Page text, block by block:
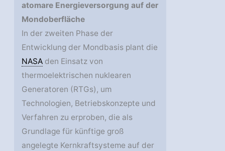
atomare Energieversorgung auf der
Mondoberfläche
In der zweiten Phase der
Entwicklung der Mondbasis plant die
NASA den Einsatz von
thermoelektrischen nuklearen
Generatoren (RTGs), um
Technologien, Betriebskonzepte und
Verfahren zu erproben, die als
Grundlage für künftige groß
angelegte Kernkraftsysteme auf der